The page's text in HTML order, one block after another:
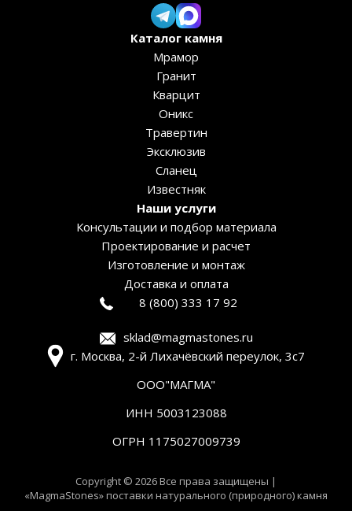
Каталог камня
Мрамор
Гранит
Кварцит
Оникс
Травертин
Эксклюзив
Сланец
Известняк
Наши услуги
Консультации и подбор материала
Проектирование и расчет
Изготовление и монтаж
Доставка и оплата
8 (800) 333 17 92
sklad@magmastones.ru
ООО"МАГМА"
ИНН 5003123088
г. Москва, 2-й Лихачёвский переулок, 3с7
ОГРН 1175027009739
Copyright © 2026 Все права защищены |
«MagmaStones» поставки натурального (природного) камня